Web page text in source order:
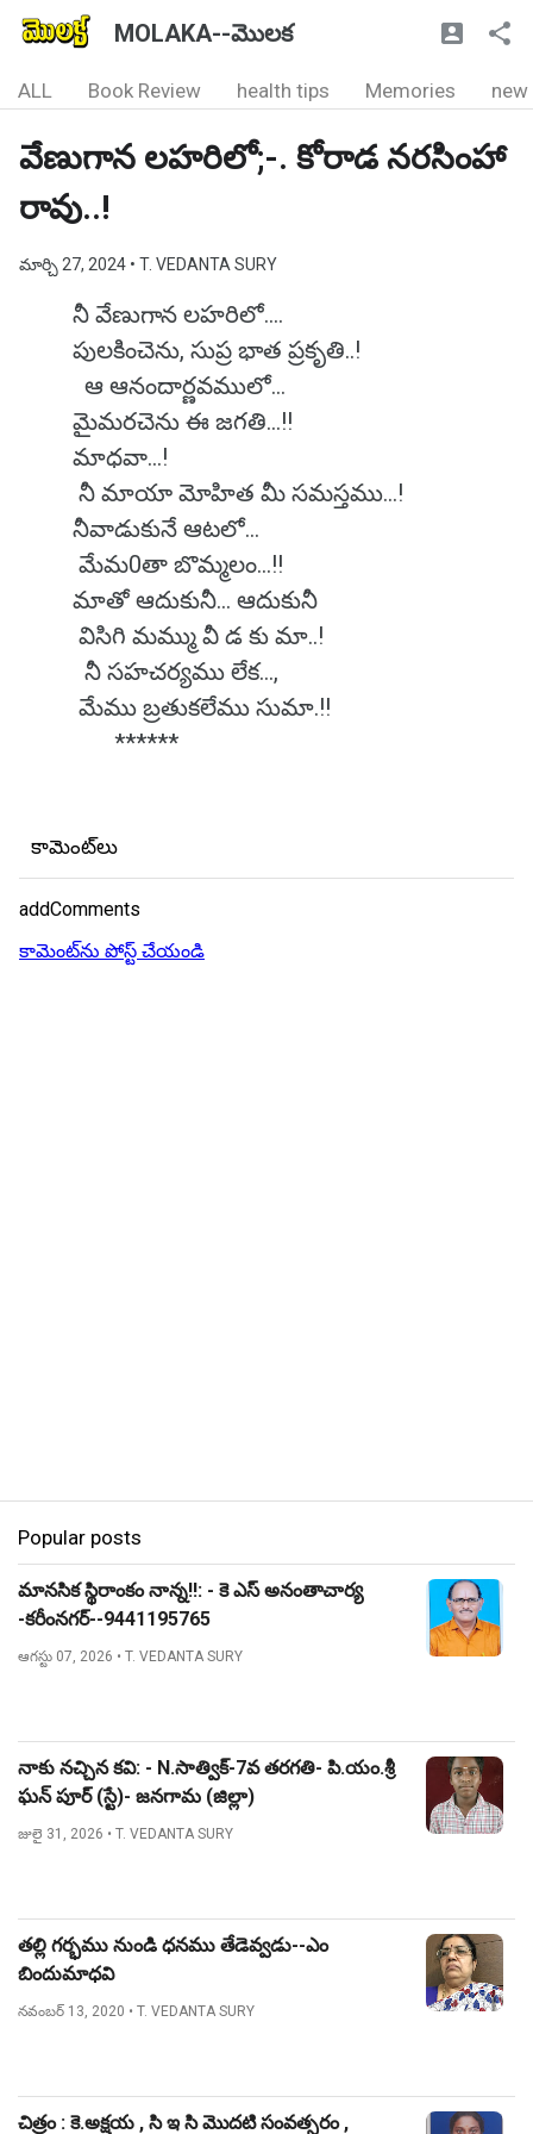
MOLAKA--మొలక
ALL Book Review health tips Memories new
వేణుగాన లహరిలో;-. కోరాడ నరసింహా
రావు..!
మార్చి 27, 2024 • T. VEDANTA SURY
నీ వేణుగాన లహరిలో....
పులకించెను, సుప్ర భాత ప్రకృతి..!
ఆ ఆనందార్ణవములో...
మైమరచెను ఈ జగతి...!!
మాధవా...!
నీ మాయా మోహిత మీ సమస్తము...!
నీవాడుకునే ఆటలో...
మేమ0తా బొమ్మలం...!!
మాతో ఆదుకునీ... ఆదుకునీ
విసిగి మమ్ము వీ డ కు మా..!
నీ సహచర్యము లేక...,
మేము బ్రతుకలేము సుమా.!!
******
కామెంట్‌లు
addComments
కామెంట్‌ను పోస్ట్ చేయండి
Popular posts
మానసిక స్థిరాంకం నాన్న!!: - కె ఎస్ అనంతాచార్య
-కరీంనగర్--9441195765
ఆగస్టు 07, 2026 • T. VEDANTA SURY
నాకు నచ్చిన కవి: - N.సాత్విక్-7వ తరగతి- పి.యం.శ్రీ
ఘన్ పూర్ (స్టే)- జనగామ (జిల్లా)
జులై 31, 2026 • T. VEDANTA SURY
తల్లి గర్భము నుండి ధనము తేడెవ్వడు--ఎం
బిందుమాధవి
నవంబర్ 13, 2020 • T. VEDANTA SURY
చిత్రం : కె.అక్షయ , సి ఇ సి మొదటి సంవత్సరం ,